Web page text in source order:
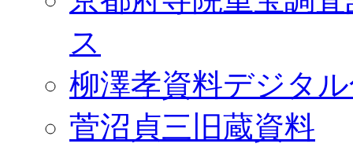
ス
柳澤孝資料デジタ
菅沼貞三旧蔵資料